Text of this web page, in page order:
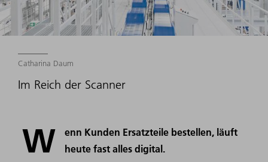
Catharina Daum
Im Reich der Scanner
W
enn Kunden Ersatzteile bestellen, läuft
heute fast alles digital.